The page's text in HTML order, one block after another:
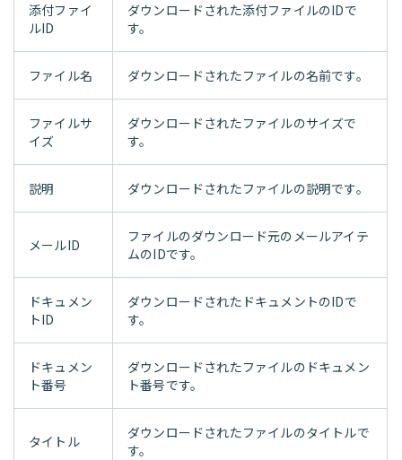
添付ファイ
ルID
ダウンロードされた添付ファイルのIDで
す。
ファイル名 ダウンロードされたファイルの名前です。
ファイルサ
イズ
ダウンロードされたファイルのサイズで
す。
説明 ダウンロードされたファイルの説明です。
メールID
ファイルのダウンロード元のメールアイテ
ムのIDです。
ドキュメン
トID
ダウンロードされたドキュメントのIDで
す。
ドキュメン
ト番号
ダウンロードされたファイルのドキュメン
ト番号です。
タイトル
ダウンロードされたファイルのタイトルで
す。